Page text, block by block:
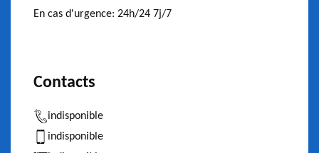
En cas d'urgence: 24h/24 7j/7
Contacts
indisponible
indisponible